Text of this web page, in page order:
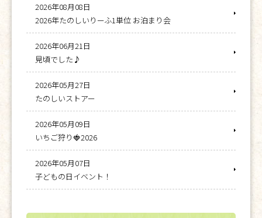
2026年08月08日
2026年たのしいりーふ1単位 お泊まり会
2026年06月21日
見頃でした♪
2026年05月27日
たのしいストアー
2026年05月09日
いちご狩り🍓2026
2026年05月07日
子どもの日イベント！